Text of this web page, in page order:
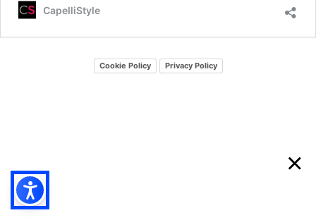
CapelliStyle
Cookie Policy Privacy Policy